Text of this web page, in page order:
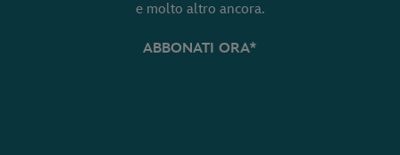
e molto altro ancora.
ABBONATI ORA*